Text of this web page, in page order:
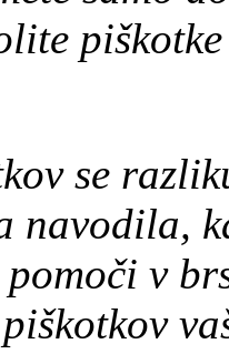
se
navodila,
pomoči v